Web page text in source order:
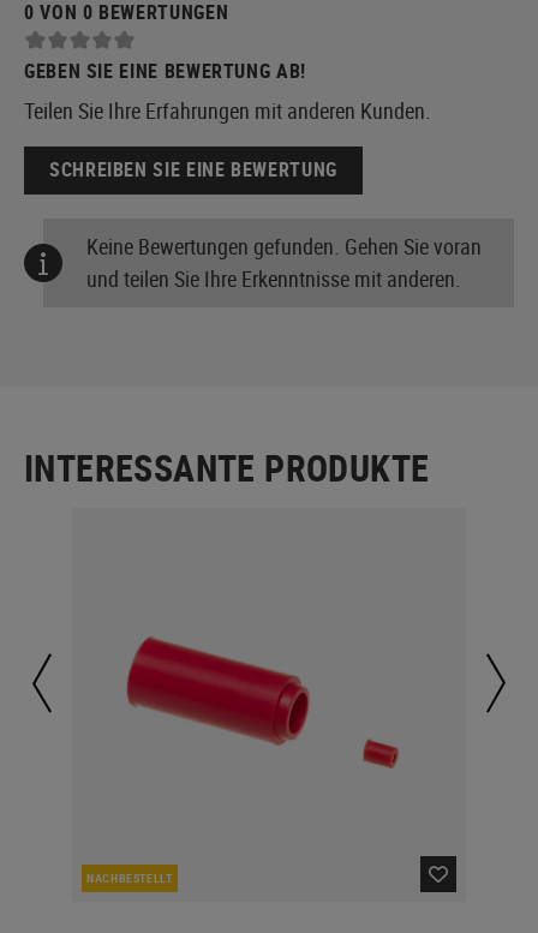
0 VON 0 BEWERTUNGEN
GEBEN SIE EINE BEWERTUNG AB!
Teilen Sie Ihre Erfahrungen mit anderen Kunden.
SCHREIBEN SIE EINE BEWERTUNG
Keine Bewertungen gefunden. Gehen Sie voran
und teilen Sie Ihre Erkenntnisse mit anderen.
INTERESSANTE PRODUKTE
NACHBESTELLT